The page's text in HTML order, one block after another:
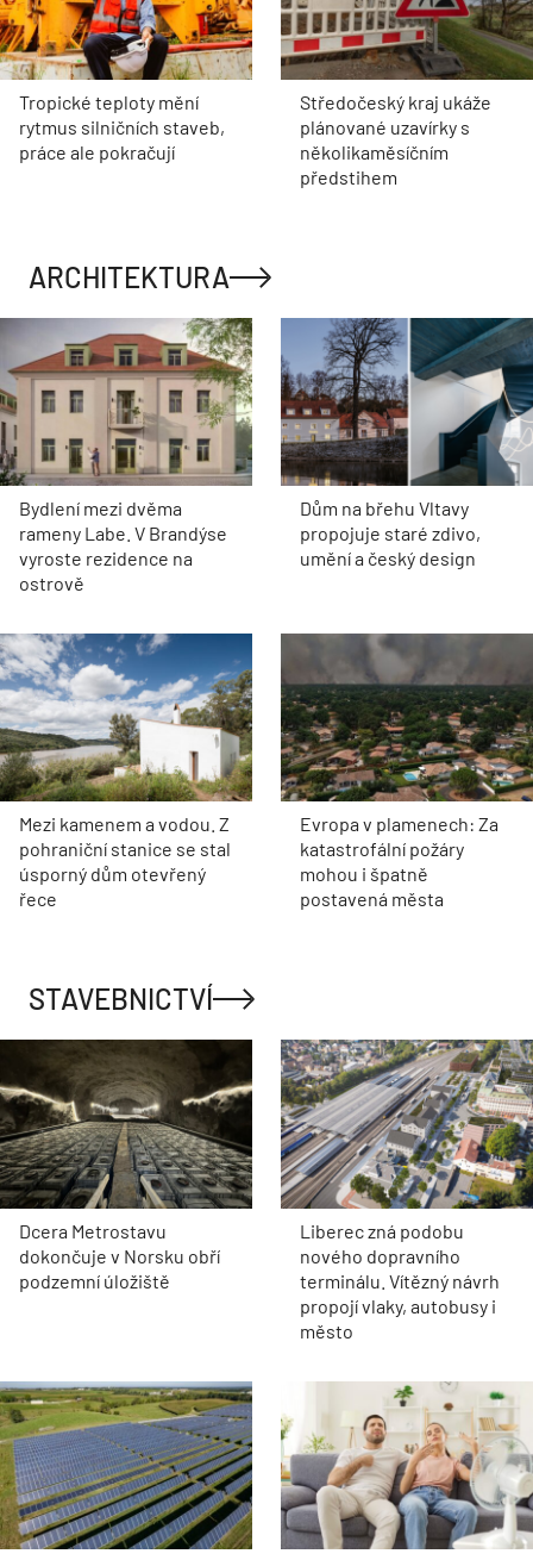
Tropické teploty mění
rytmus silničních staveb,
práce ale pokračují
Středočeský kraj ukáže
plánované uzavírky s
několikaměsíčním
předstihem
ARCHITEKTURA
Bydlení mezi dvěma
rameny Labe. V Brandýse
vyroste rezidence na
ostrově
Dům na břehu Vltavy
propojuje staré zdivo,
umění a český design
Mezi kamenem a vodou. Z
pohraniční stanice se stal
úsporný dům otevřený
řece
Evropa v plamenech: Za
katastrofální požáry
mohou i špatně
postavená města
STAVEBNICTVÍ
Dcera Metrostavu
dokončuje v Norsku obří
podzemní úložiště
Liberec zná podobu
nového dopravního
terminálu. Vítězný návrh
propojí vlaky, autobusy i
město